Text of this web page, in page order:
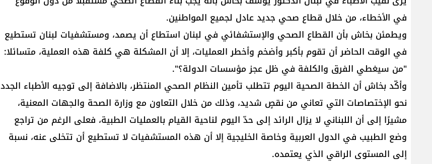
في الأخطاء، من خلال قطاع صحي جديد عادل لجميع المواطنين.
ويطمئن بخاش بأن القطاع الصحي والإستشفائي في لبنان استطاع أن يصمد، ومستشفيات لبنان تستطيع
في الوقت الحاضر أن تقوم بأكبر وأضخم وأخطر العمليات، إلا أن المشكلة هي كلفة هذه العملية، متسائلا:
"من سيغطي الفرق والكلفة في ظل عجز مؤسسات الدولة؟".
وأكّد بخاش أن الخطة الصحية اليوم تتطلب تأمين النظام الصحي المنتظر، بالاضافة إلى توجيه الأطباء الجدد
نحو الإختصاصات التي تعاني من نقصٍ شديد، وذلك من خلال التعاون مع وزارة الصحة والجهات المعنية،
مشيرًا إلى أن اللبناني لا يزال الرائد إلى حدّ اليوم لناحية القيام بالعمليات الطبية، فعلى الرغم من تراجع
وضع الطبيب في الدول العربية وخاصة الخليجية إلا أن هذه المستشفيات لا تستطيع أن تتخلى عنه، نسبة
إلى المستوى الراقي الذي يعتمده.